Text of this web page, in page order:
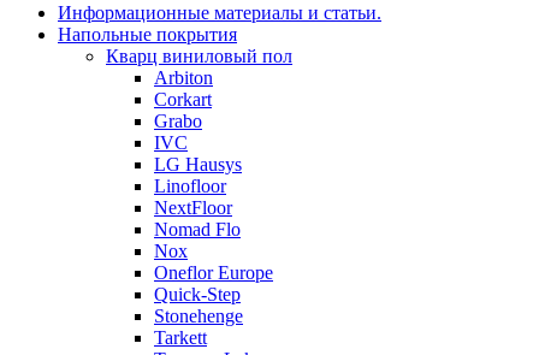
Информационные материалы и статьи.
Напольные покрытия
Кварц виниловый пол
Arbiton
Corkart
Grabo
IVC
LG Hausys
Linofloor
NextFloor
Nomad Flo
Nox
Oneflor Europe
Quick-Step
Stonehenge
Tarkett